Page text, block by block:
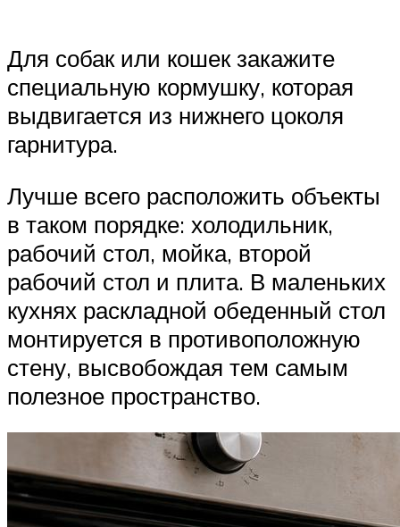
Для собак или кошек закажите
специальную кормушку, которая
выдвигается из нижнего цоколя
гарнитура.
Лучше всего расположить объекты
в таком порядке: холодильник,
рабочий стол, мойка, второй
рабочий стол и плита. В маленьких
кухнях раскладной обеденный стол
монтируется в противоположную
стену, высвобождая тем самым
полезное пространство.